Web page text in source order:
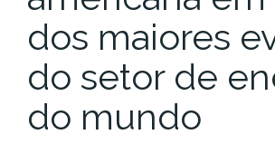
dos maiores
do setor de
do mundo